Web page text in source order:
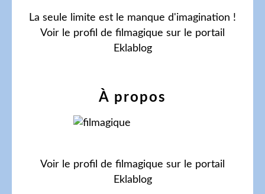
La seule limite est le manque d'imagination !
Voir le profil de filmagique sur le portail
Eklablog
À propos
Voir le profil de filmagique sur le portail
Eklablog